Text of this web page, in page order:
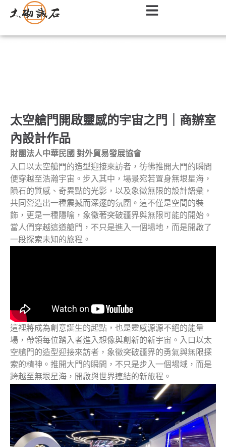
太空艙門開啟靈感的宇宙之門｜商辦室
內設計作品
財團法人中華民國 對外貿易發展協會
入口以太空艙門的造型迎接來訪者，彷彿推開大門的瞬間
便穿越至浩瀚宇宙。步入其中，場景宛若置身無垠星海，
隕石的質感、奇異點的光影，以及象徵無限的設計語彙，
共同營造出一種震撼而深邃的氛圍。這不僅是空間的裝
飾，更是一種隱喻，象徵著突破疆界與無限可能的開始。
當人們穿越這道艙門，不只是進入一個場地，而是開啟了
一段探索未知的旅程。
這裡將成為創意誕生的起點，也是靈感源源不絕的能量
場，帶領每位踏入者進入想像與創新的新宇宙。入口以太
空艙門的造型迎接來訪者，象徵突破疆界的勇氣與無限探
索的精神。推開大門的瞬間，不只是步入一個場域，而是
跨越至無垠星海，開啟與世界連結的新旅程。